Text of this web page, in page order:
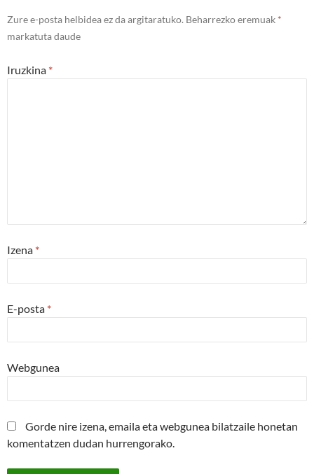
Zure e-posta helbidea ez da argitaratuko. Beharrezko eremuak *
markatuta daude
Iruzkina *
Izena *
E-posta *
Webgunea
Gorde nire izena, emaila eta webgunea bilatzaile honetan
komentatzen dudan hurrengorako.